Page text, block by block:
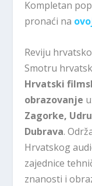
Kompletan
pronaći na
Reviju
Smotru
Hrvatski
obrazovanje
Zagorke,
Dubrava.
Hrvatskog
zajednice
znanosti i